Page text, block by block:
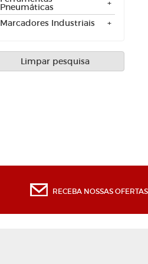
Pneumáticas
Marcadores Industriais
Limpar pesquisa
RECEBA NOSSAS